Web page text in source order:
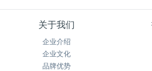
关于我们
企业介绍
企业文化
品牌优势